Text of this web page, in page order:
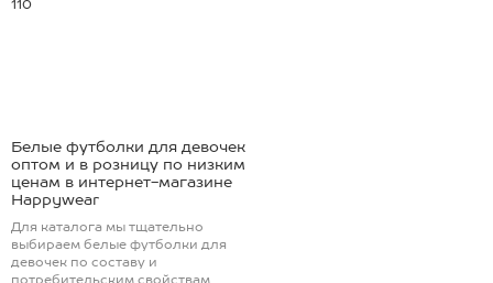
110
Белые футболки для девочек
оптом и в розницу по низким
ценам в интернет-магазине
Happywear
Для каталога мы тщательно
выбираем белые футболки для
девочек по составу и
потребительским свойствам